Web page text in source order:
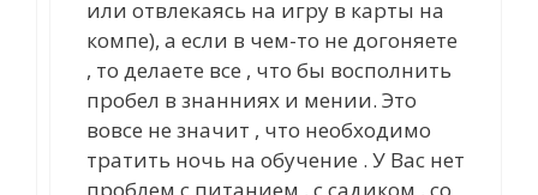
или отвлекаясь на игру в карты на
компе), а если в чем-то не догоняете
, то делаете все , что бы восполнить
пробел в знанниях и мении. Это
вовсе не значит , что необходимо
тратить ночь на обучение . У Вас нет
проблем с питанием , с садиком , со